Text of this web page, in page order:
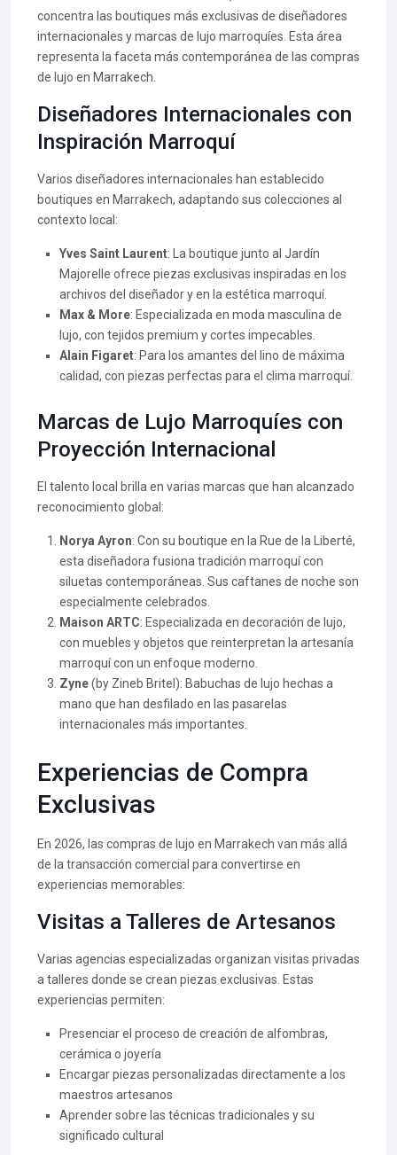
concentra las boutiques más exclusivas de diseñadores
internacionales y marcas de lujo marroquíes. Esta área
representa la faceta más contemporánea de las compras
de lujo en Marrakech.
Diseñadores Internacionales con
Inspiración Marroquí
Varios diseñadores internacionales han establecido
boutiques en Marrakech, adaptando sus colecciones al
contexto local:
Yves Saint Laurent: La boutique junto al Jardín
Majorelle ofrece piezas exclusivas inspiradas en los
archivos del diseñador y en la estética marroquí.
Max & More: Especializada en moda masculina de
lujo, con tejidos premium y cortes impecables.
Alain Figaret: Para los amantes del lino de máxima
calidad, con piezas perfectas para el clima marroquí.
Marcas de Lujo Marroquíes con
Proyección Internacional
El talento local brilla en varias marcas que han alcanzado
reconocimiento global:
Norya Ayron: Con su boutique en la Rue de la Liberté,
esta diseñadora fusiona tradición marroquí con
siluetas contemporáneas. Sus caftanes de noche son
especialmente celebrados.
Maison ARTC: Especializada en decoración de lujo,
con muebles y objetos que reinterpretan la artesanía
marroquí con un enfoque moderno.
Zyne(by Zineb Britel): Babuchas de lujo hechas a
mano que han desfilado en las pasarelas
internacionales más importantes.
Experiencias de Compra
Exclusivas
En 2026, las compras de lujo en Marrakech van más allá
de la transacción comercial para convertirse en
experiencias memorables:
Visitas a Talleres de Artesanos
Varias agencias especializadas organizan visitas privadas
a talleres donde se crean piezas exclusivas. Estas
experiencias permiten:
Presenciar el proceso de creación de alfombras,
cerámica o joyería
Encargar piezas personalizadas directamente a los
maestros artesanos
Aprender sobre las técnicas tradicionales y su
significado cultural